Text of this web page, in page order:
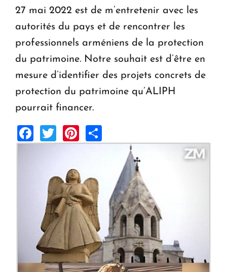
27 mai 2022 est de m’entretenir avec les
autorités du pays et de rencontrer les
professionnels arméniens de la protection
du patrimoine. Notre souhait est d’être en
mesure d’identifier des projets concrets de
protection du patrimoine qu’ALIPH
pourrait financer.
Facebook
TwitterPinterest